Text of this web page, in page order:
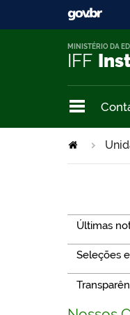
IFF
MINISTÉRIO DA
Últimas
Seleções